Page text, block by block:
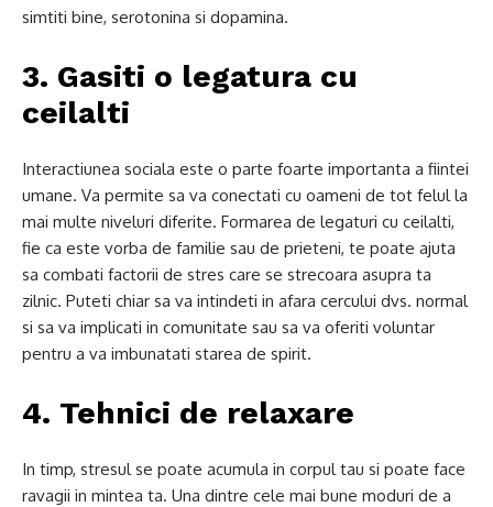
simtiti bine, serotonina si dopamina.
3. Gasiti o legatura cu
ceilalti
Interactiunea sociala este o parte foarte importanta a fiintei
umane. Va permite sa va conectati cu oameni de tot felul la
mai multe niveluri diferite. Formarea de legaturi cu ceilalti,
fie ca este vorba de familie sau de prieteni, te poate ajuta
sa combati factorii de stres care se strecoara asupra ta
zilnic. Puteti chiar sa va intindeti in afara cercului dvs. normal
si sa va implicati in comunitate sau sa va oferiti voluntar
pentru a va imbunatati starea de spirit.
4. Tehnici de relaxare
In timp, stresul se poate acumula in corpul tau si poate face
ravagii in mintea ta. Una dintre cele mai bune moduri de a